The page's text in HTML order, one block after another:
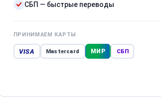
СБП — быстрые переводы
ПРИНИМАЕМ КАРТЫ
VISA Mastercard МИР СБП